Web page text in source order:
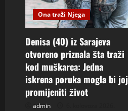
Ona traži Njega
Denisa (40) iz Sarajeva
otvoreno priznala šta traži
kod muškarca: Jedna
iskrena poruka mogla bi joj
promijeniti život
admin